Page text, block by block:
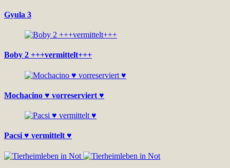
Gyula 3
Boby 2 +++vermittelt+++
Mochacino ♥ vorreserviert ♥
Pacsi ♥ vermittelt ♥